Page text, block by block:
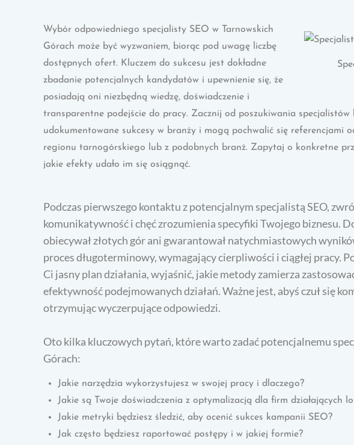
Wybór odpowiedniego specjalisty SEO w Tarnowskich
Górach może być wyzwaniem, biorąc pod uwagę liczbę
dostępnych ofert. Kluczem do sukcesu jest dokładne
zbadanie potencjalnych kandydatów i upewnienie się, że
posiadają oni niezbędną wiedzę, doświadczenie i
transparentne podejście do pracy. Zacznij od poszukiwania
udokumentowane sukcesy w branży i mogą pochwalić się referencjami
regionu tarnogórskiego lub z podobnych branż. Zapytaj o konkretne
jakie efekty udało im się osiągnąć.
Podczas pierwszego kontaktu z potencjalnym specjalistą SEO,
komunikatywność i chęć zrozumienia specyfiki Twojego biznesu.
obiecywał złotych gór ani gwarantował natychmiastowych
proces długoterminowy, wymagający cierpliwości i ciągłej pracy.
Ci jasny plan działania, wyjaśnić, jakie metody zamierza
efektywność podejmowanych działań. Ważne jest, abyś czuł się
otrzymując wyczerpujące odpowiedzi.
Oto kilka kluczowych pytań, które warto zadać potencjalnemu
Górach:
Jakie narzędzia wykorzystujesz w swojej pracy i dlaczego?
Jakie są Twoje doświadczenia z optymalizacją dla firm działających
Jakie metryki będziesz śledzić, aby ocenić sukces kampanii SEO?
Jak często będziesz raportować postępy i w jakiej formie?